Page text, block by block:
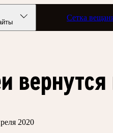
Сетка
«Орфей» Новости
2020